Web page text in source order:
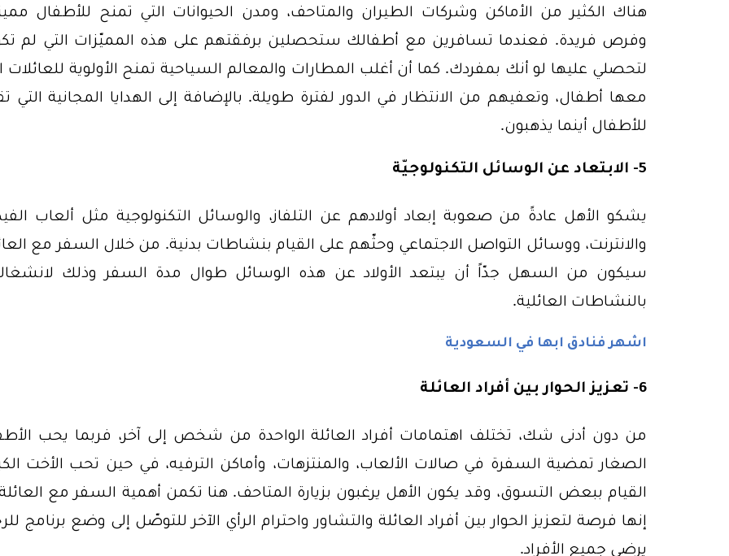
هناك الكثير من الأماكن وشركات الطيران والمتاحف، ومدن الحيوانات التي تمنح للأطفال
وفرص فريدة. فعندما تسافرين مع أطفالك ستحصلين برفقتهم على هذه المميّزات التي لم
لتحصلي عليها لو أنك بمفردك. كما أن أغلب المطارات والمعالم السياحية تمنح الأولوية للعائلات
معها أطفال، وتعفيهم من الانتظار في الدور لفترة طويلة. بالإضافة إلى الهدايا المجانية التي
للأطفال أينما يذهبون.
5- الابتعاد عن الوسائل التكنولوجيّة
يشكو الأهل عادةً من صعوبة إبعاد أولادهم عن التلفاز، والوسائل التكنولوجية مثل ألعاب
والانترنت، ووسائل التواصل الاجتماعي وحثّهم على القيام بنشاطات بدنية. من خلال السفر مع
سيكون من السهل جدّاً أن يبتعد الأولاد عن هذه الوسائل طوال مدة السفر وذلك
بالنشاطات العائلية.
اشهر فنادق ابها في السعودية
6- تعزيز الحوار بين أفراد العائلة
من دون أدنى شك، تختلف اهتمامات أفراد العائلة الواحدة من شخص إلى آخر، فربما يحب
الصغار تمضية السفرة في صالات الألعاب، والمنتزهات، وأماكن الترفيه، في حين تحب الأخت
القيام ببعض التسوق، وقد يكون الأهل يرغبون بزيارة المتاحف. هنا تكمن أهمية السفر مع
إنها فرصة لتعزيز الحوار بين أفراد العائلة والتشاور واحترام الرأي الآخر للتوصّل إلى وضع برنامج
يرضي جميع الأفراد.